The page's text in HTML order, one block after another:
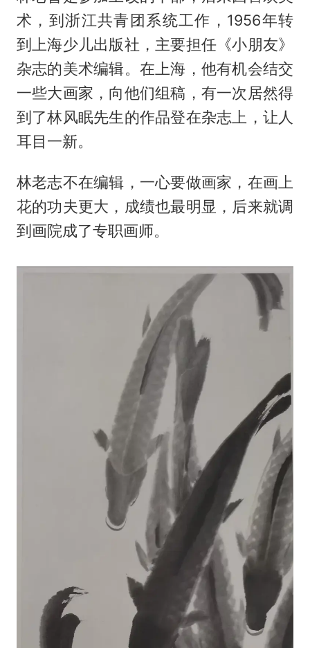
术，到浙江共青团系统工作，1956年转
到上海少儿出版社，主要担任《小朋友》
杂志的美术编辑。在上海，他有机会结交
一些大画家，向他们组稿，有一次居然得
到了林风眠先生的作品登在杂志上，让人
耳目一新。
林老志不在编辑，一心要做画家，在画上
花的功夫更大，成绩也最明显，后来就调
到画院成了专职画师。